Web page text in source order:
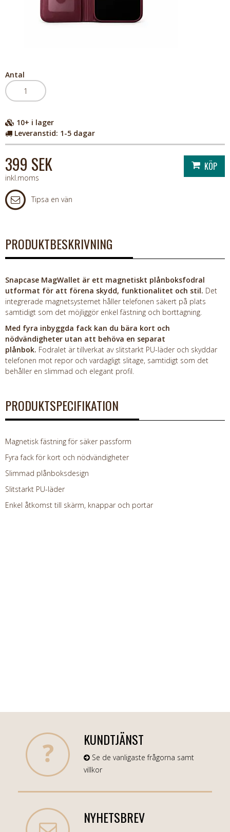
Antal
10+ i lager
Leveranstid: 1-5 dagar
399 SEK
inkl.moms
Tipsa en vän
PRODUKTBESKRIVNING
Snapcase MagWallet är ett magnetiskt plånboksfodral
utformat för att förena skydd, funktionalitet och stil. Det
integrerade magnetsystemet håller telefonen säkert på plats
samtidigt som det möjliggör enkel fästning och borttagning.
Med fyra inbyggda fack kan du bära kort och
nödvändigheter utan att behöva en separat
plånbok. Fodralet är tillverkat av slitstarkt PU-läder och skyddar
telefonen mot repor och vardagligt slitage, samtidigt som det
behåller en slimmad och elegant profil.
PRODUKTSPECIFIKATION
Magnetisk fästning för säker passform
Fyra fack för kort och nödvändigheter
Slimmad plånboksdesign
Slitstarkt PU-läder
Enkel åtkomst till skärm, knappar och portar
KUNDTJÄNST
Se de vanligaste frågorna samt
villkor
NYHETSBREV